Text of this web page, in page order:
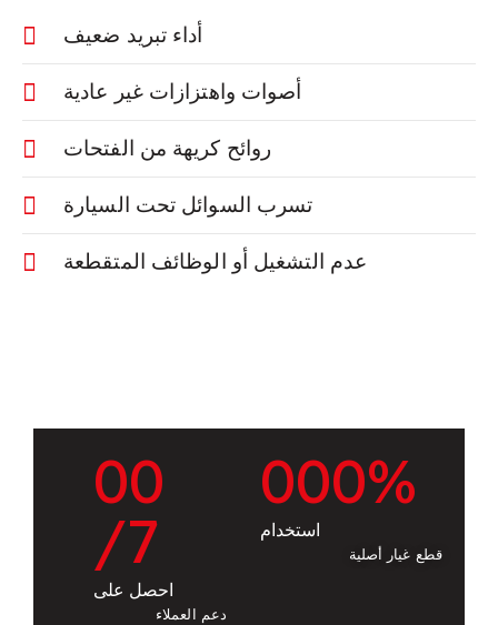
أداء تبريد ضعيف
أصوات واهتزازات غير عادية
روائح كريهة من الفتحات
تسرب السوائل تحت السيارة
عدم التشغيل أو الوظائف المتقطعة
000%
استخدام
قطع غيار أصلية
00
/7
احصل على
دعم العملاء